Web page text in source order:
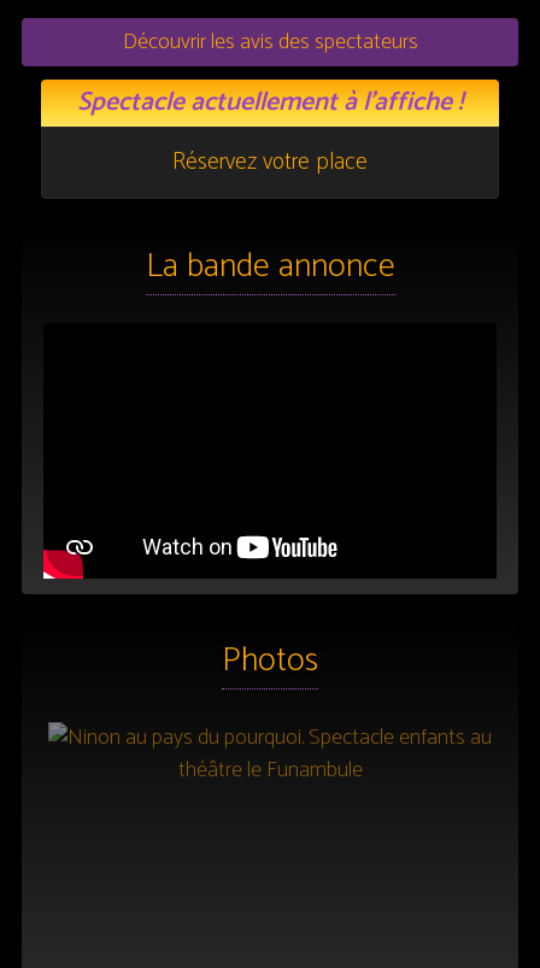
Découvrir les avis des spectateurs
Spectacle actuellement à l’affiche !
Réservez votre place
La bande annonce
Photos